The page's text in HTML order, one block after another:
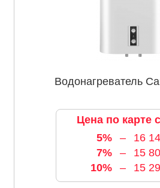
Водонагреватель
Цена по карте
5%
–
16
7%
–
15
10%
– 15